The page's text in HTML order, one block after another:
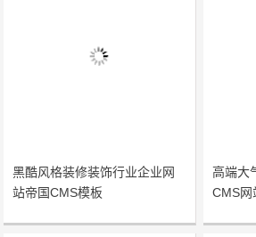
黑酷风格装修装饰行业企业网
站帝国CMS模板
高端大
CMS网